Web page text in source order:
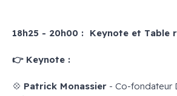
18h25 - 20h00 : Keynote et Table
👉 Keynote :
💠 Patrick Monassier - Co-fondateur